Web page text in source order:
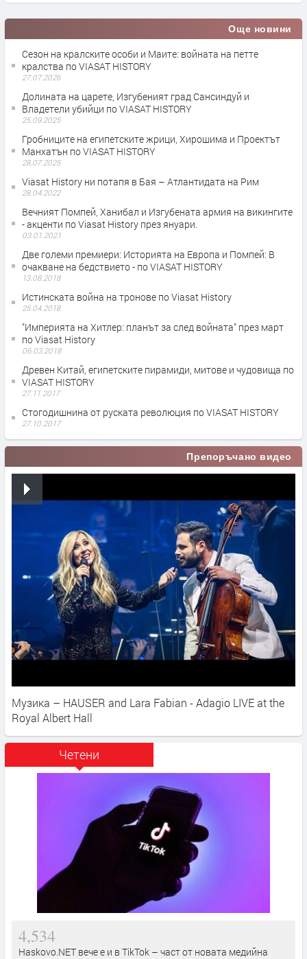
Още новини
Сезон на кралските особи и Маите: войната на петте
кралства по VIASAT HISTORY
27.07.2026
Долината на царете, Изгубеният град Сансиндуй и
Владетели убийци по VIASAT HISTORY
25.09.2025
Гробниците на египетските жрици, Хирошима и Проектът
Манхатън по VIASAT HISTORY
28.07.2025
Viasat History ни потапя в Бая – Атлантидата на Рим
28.04.2022
Вечният Помпей, Ханибал и Изгубената армия на викингите
- акценти по Viasat History през януари.
03.01.2021
Две големи премиери: Историята на Европа и Помпей: В
очакване на бедствието - по VIASAT HISTORY
13.08.2018
Истинската война на тронове по Viasat History
25.04.2018
"Империята на Хитлер: планът за след войната" през март
по Viasat History
06.03.2018
Древен Китай, египетските пирамиди, митове и чудовища по
VIASAT HISTORY
27.11.2017
Стогодишнина от руската революция по VIASAT HISTORY
27.10.2017
Препоръчано видео
Музика – HAUSER and Lara Fabian - Adagio LIVE at the
Royal Albert Hall
Четени
4,534
Haskovo.NET вече е и в TikTok – част от новата медийна